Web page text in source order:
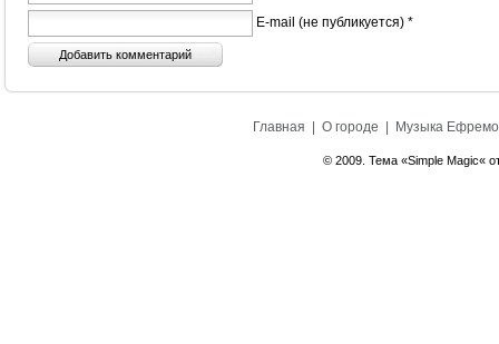
E-mail (не публикуется) *
Главная О городе Музыка
© 2009. Тема «Simple Magic«